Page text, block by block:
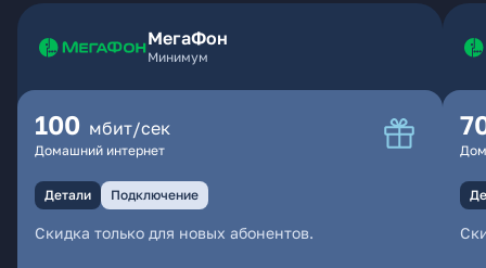
МегаФон
Минимум
100 мбит/сек
Домашний интернет
Детали Подключение
Скидка только для новых абонентов.